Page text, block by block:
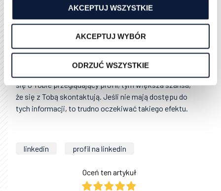
AKCEPTUJ WSZYSTKIE
AKCEPTUJ WYBÓR
ODRZUĆ WSZYSTKIE
dostosować informacje, które widzą
niezarejestrowani odwiedzający. W ustawieniach
możesz określić, które dane mają być prezentowane,
a jakie niewidoczne.
Czy warto ukrywać swoje dane? To już kwestia
się o Tobie przeglądający profil, tym większa szansa,
że się z Tobą skontaktują. Jeśli nie mają dostępu do
tych informacji, to trudno oczekiwać takiego efektu.
linkedin profil na linkedin
Oceń ten artykuł